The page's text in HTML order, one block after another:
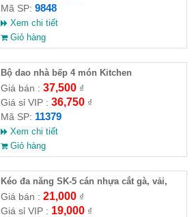
Mã SP: 9848
Xem chi tiết
Giỏ hàng
Bộ dao nhà bếp 4 món Kitchen
Giá bán : 37,500₫
Giá sỉ VIP : 36,750₫
Mã SP: 11379
Xem chi tiết
Giỏ hàng
Kéo đa năng SK-5 cán nhựa cắt gà, vải,
giấy
Giá bán : 21,000₫
Giá sỉ VIP : 19,000₫